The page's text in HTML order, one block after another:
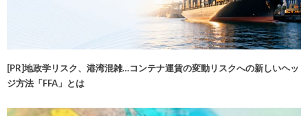
[PR]地政学リスク、港湾混雑…コンテナ運賃の変動リスクへの新しいヘッ
ジ方法「FFA」とは